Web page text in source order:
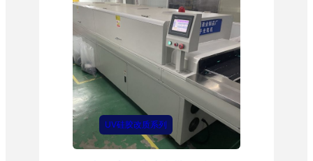
UV硅胶改质系列